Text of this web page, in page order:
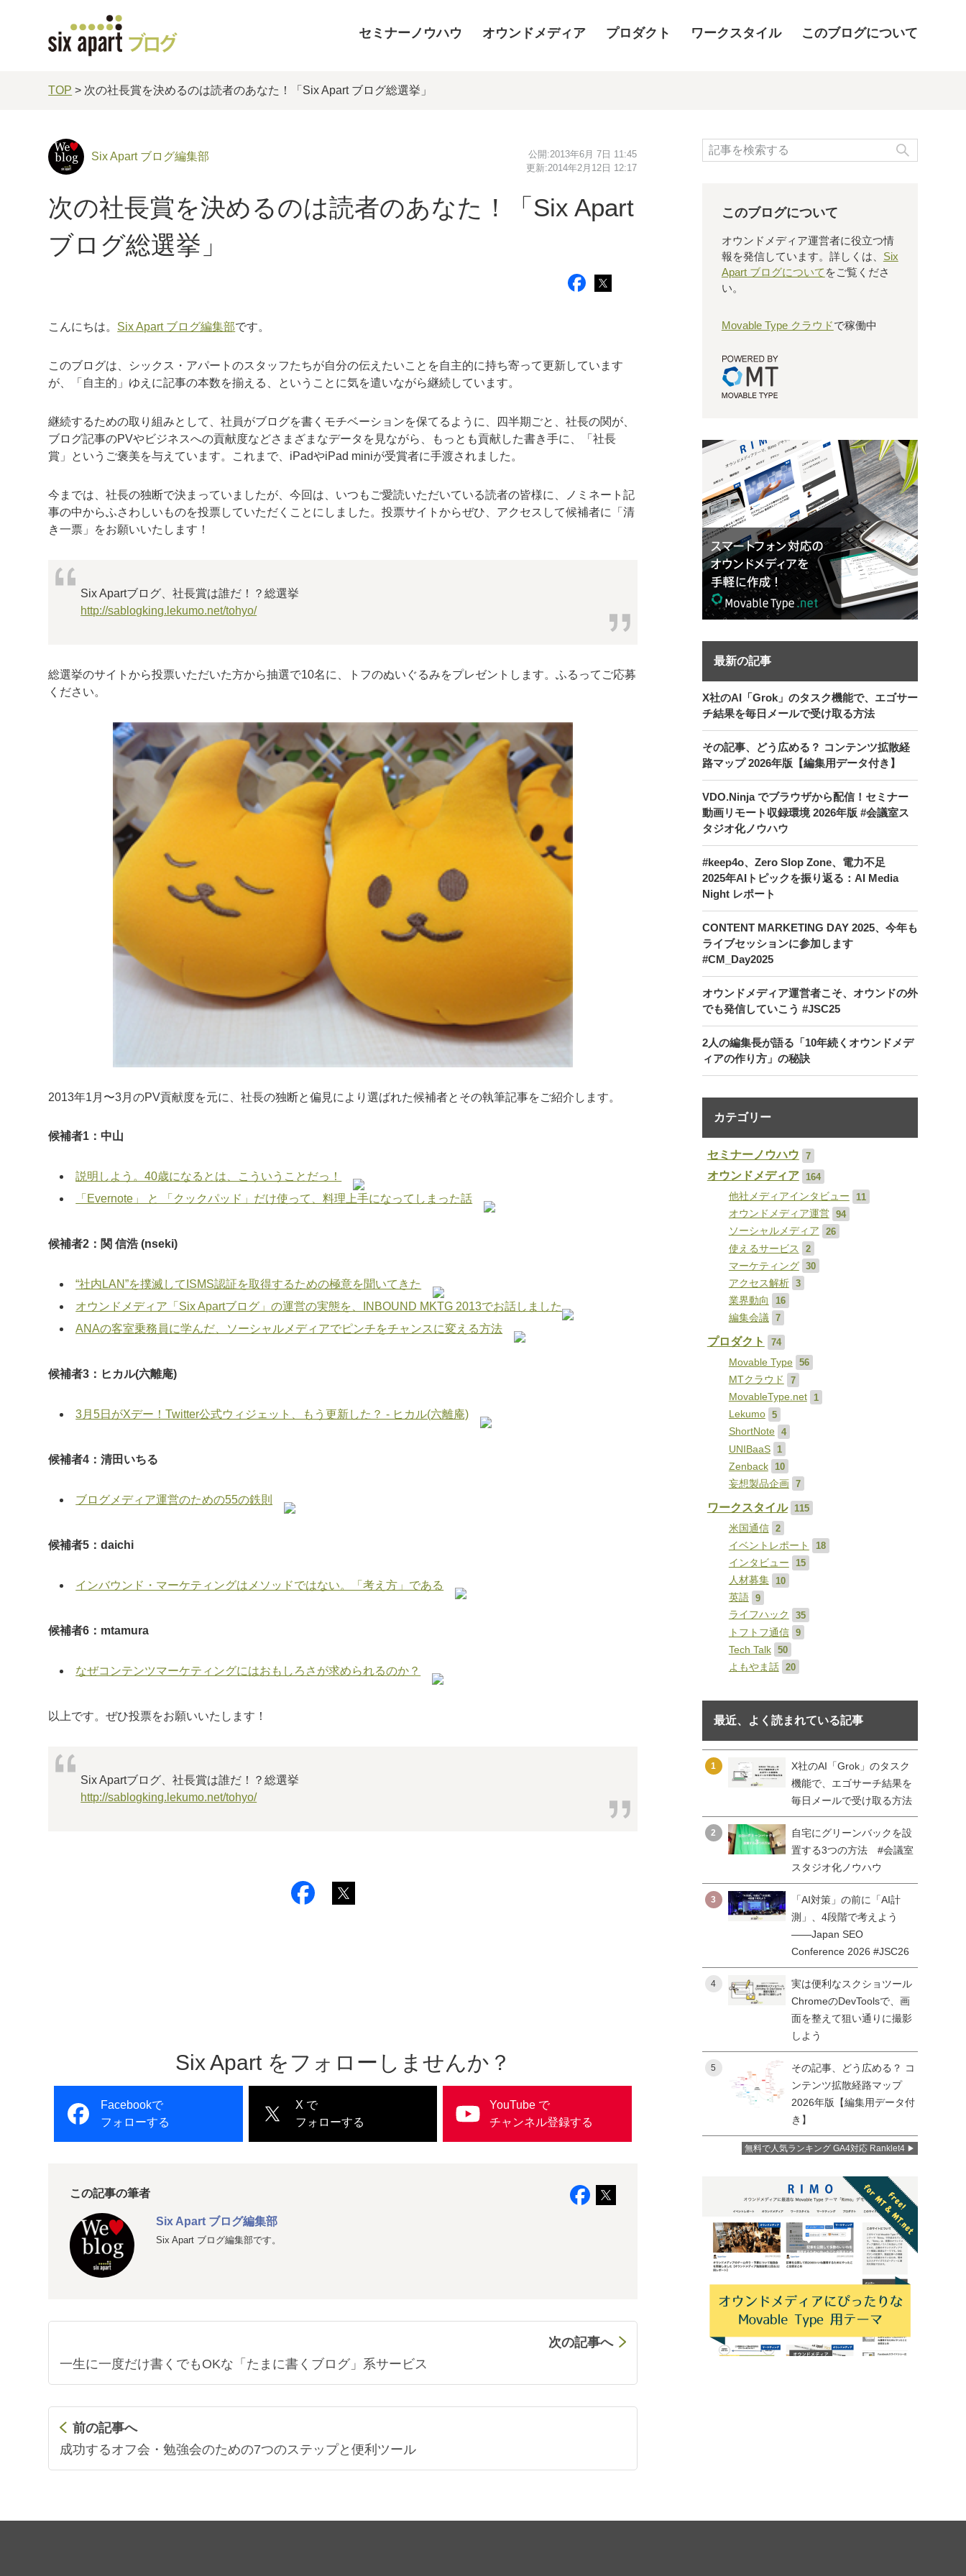
セミナーノウハウ オウンドメディア プロダクト ワークスタイル このブログについて
TOP > 次の社長賞を決めるのは読者のあなた！「Six Apart ブログ総選挙」
Six Apart ブログ編集部 公開:2013年6月 7日 11:45
更新:2014年2月12日 12:17
次の社長賞を決めるのは読者のあなた！「Six Apart
ブログ総選挙」
こんにちは。 Six Apart ブログ編集部です。
このブログは、シックス・アパートのスタッフたちが自分の伝えたいことを自主的に持ち寄って更新しています
が、「自主的」ゆえに記事の本数を揃える、ということに気を遣いながら継続しています。
継続するための取り組みとして、社員がブログを書くモチベーションを保てるように、四半期ごと、社長の関が、
ブログ記事のPVやビジネスへの貢献度などさまざまなデータを見ながら、もっとも貢献した書き手に、「社長
賞」というご褒美を与えています。これまで、iPadやiPad miniが受賞者に手渡されました。
今までは、社長の独断で決まっていましたが、今回は、いつもご愛読いただいている読者の皆様に、ノミネート記
事の中からふさわしいものを投票していただくことにしました。投票サイトからぜひ、アクセスして候補者に「清
き一票」をお願いいたします！
Six Apartブログ、社長賞は誰だ！？総選挙
http://sablogking.lekumo.net/tohyo/
総選挙のサイトから投票いただいた方から抽選で10名に、トフのぬいぐるみをプレゼントします。ふるってご応募
ください。
2013年1月〜3月のPV貢献度を元に、社長の独断と偏見により選ばれた候補者とその執筆記事をご紹介します。
候補者1：中山
説明しよう。40歳になるとは、こういうことだっ！
「Evernote」 と 「クックパッド」だけ使って、料理上手になってしまった話
候補者2：関 信浩 (nseki)
“社内LAN”を撲滅してISMS認証を取得するための極意を聞いてきた
オウンドメディア「Six Apartブログ」の運営の実態を、INBOUND MKTG 2013でお話しました
ANAの客室乗務員に学んだ、ソーシャルメディアでピンチをチャンスに変える方法
候補者3：ヒカル(六離庵)
3月5日がXデー！Twitter公式ウィジェット、もう更新した？ - ヒカル(六離庵)
候補者4：清田いちる
ブログメディア運営のための55の鉄則
候補者5：daichi
インバウンド・マーケティングはメソッドではない。「考え方」である
候補者6：mtamura
なぜコンテンツマーケティングにはおもしろさが求められるのか？
以上です。ぜひ投票をお願いいたします！
Six Apartブログ、社長賞は誰だ！？総選挙
http://sablogking.lekumo.net/tohyo/
Six Apart をフォローしませんか？
Facebookで
フォローする
X で
フォローする
YouTube で
チャンネル登録する
この記事の筆者
Six Apart ブログ編集部
Six Apart ブログ編集部です。
次の記事へ
一生に一度だけ書くでもOKな「たまに書くブログ」系サービス
前の記事へ
成功するオフ会・勉強会のための7つのステップと便利ツール
このブログについて
オウンドメディア運営者に役立つ情
報を発信しています。詳しくは、 Six
Apart ブログについて をご覧くださ
い。
Movable Type クラウドで稼働中
最新の記事
X社のAI「Grok」のタスク機能で、エゴサー
チ結果を毎日メールで受け取る方法
その記事、どう広める？ コンテンツ拡散経
路マップ 2026年版【編集用データ付き】
VDO.Ninja でブラウザから配信！セミナー
動画リモート収録環境 2026年版 #会議室ス
タジオ化ノウハウ
#keep4o、Zero Slop Zone、電力不足
2025年AIトピックを振り返る：AI Media
Night レポート
CONTENT MARKETING DAY 2025、今年も
ライブセッションに参加します
#CM_Day2025
オウンドメディア運営者こそ、オウンドの外
でも発信していこう #JSC25
2人の編集長が語る「10年続くオウンドメデ
ィアの作り方」の秘訣
カテゴリー
セミナーノウハウ 7
オウンドメディア
164
他社メディアインタビュー
11
オウンドメディア運営
94
ソーシャルメディア
26
使えるサービス
2
マーケティング
30
アクセス解析
3
業界動向
16
編集会議
7
プロダクト
74
Movable Type
56
MTクラウド
7
MovableType.net
1
Lekumo
5
ShortNote
4
UNIBaaS
1
Zenback
10
妄想製品企画
7
ワークスタイル
115
米国通信
2
イベントレポート
18
インタビュー
15
人材募集
10
英語
9
ライフハック
35
トフトフ通信
9
Tech Talk
50
よもやま話
20
最近、よく読まれている記事
1
X社のAI「Grok」のタスク
機能で、エゴサーチ結果を
毎日メールで受け取る方法
2
自宅にグリーンバックを設
置する3つの方法 #会議室
スタジオ化ノウハウ
3
「AI対策」の前に「AI計
測」、4段階で考えよう
——Japan SEO
Conference 2026 #JSC26
4
実は便利なスクショツール
ChromeのDevToolsで、画
面を整えて狙い通りに撮影
しよう
5
その記事、どう広める？ コ
ンテンツ拡散経路マップ
2026年版【編集用データ付
き】
無料で人気ランキング GA4対応 Ranklet4